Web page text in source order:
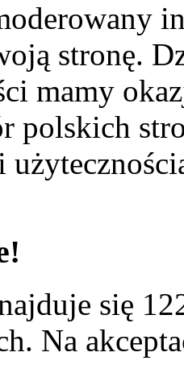
stronę.
mamy
polskich
się
Na